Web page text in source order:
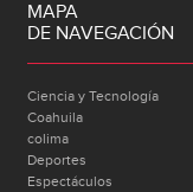
MAPA
DE NAVEGACIÓN
Ciencia y Tecnología
Coahuila
colima
Deportes
Espectáculos